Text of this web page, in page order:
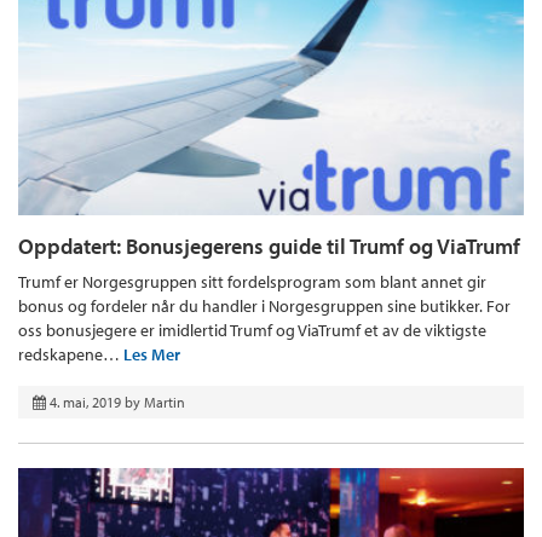
Oppdatert: Bonusjegerens guide til Trumf og ViaTrumf
Trumf er Norgesgruppen sitt fordelsprogram som blant annet gir
bonus og fordeler når du handler i Norgesgruppen sine butikker. For
oss bonusjegere er imidlertid Trumf og ViaTrumf et av de viktigste
redskapene… Les Mer
4. mai, 2019 by Martin